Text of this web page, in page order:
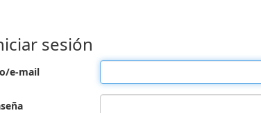
sesión
e-mail